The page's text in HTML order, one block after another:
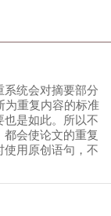
系统会对摘要部分
为重复内容的标准
也是如此。所以不
会使论文的重复
使用原创语句，不